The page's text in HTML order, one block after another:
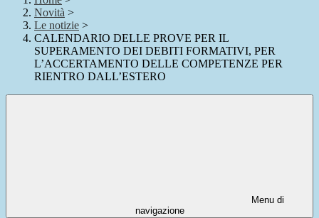
Novità >
Le notizie >
CALENDARIO DELLE PROVE PER IL
SUPERAMENTO DEI DEBITI FORMATIVI, PER
L’ACCERTAMENTO DELLE COMPETENZE PER
RIENTRO DALL’ESTERO
Menu di
navigazione